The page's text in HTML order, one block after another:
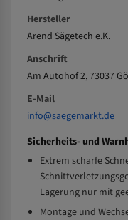
Hersteller
Arend Sägetech e.K.
Anschrift
Am Autohof 2, 73037
E-Mail
info@saegemarkt.de
Sicherheits- und
Extrem scharfe
Lagerung nur mit
Montage und